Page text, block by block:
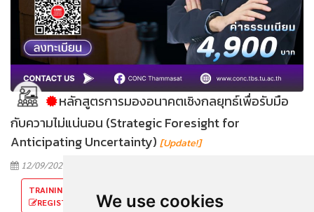
We use cookies
หลักสูตรการมองอนาคตเชิงกลยุทธ์เพื่อรับมือ
กับความไม่แน่นอน (Strategic Foresight for
Anticipating Uncertainty) [Update!]
12/09/2026 - 12/09/2026
TRAINING FEE 4,900.-
REGISTER HERE ➤